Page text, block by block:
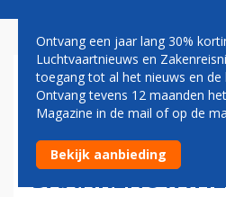
LUCHTHAVEN
BRUGGE TWEE
DICHT VANWEGE
BAANRENOVATIE
Ontvang een jaar lang 30%
Luchtvaartnieuws en
toegang tot al het nieuws en de
Ontvang tevens 12 maanden
Magazine in de mail of op de
Bekijk aanbieding